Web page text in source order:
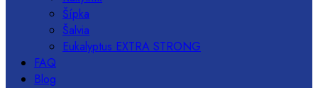
Šípka
Šalvia
Eukalyptus EXTRA STRONG
FAQ
Blog